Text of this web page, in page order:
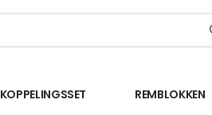
KOPPELINGSSET REMBLOKKEN